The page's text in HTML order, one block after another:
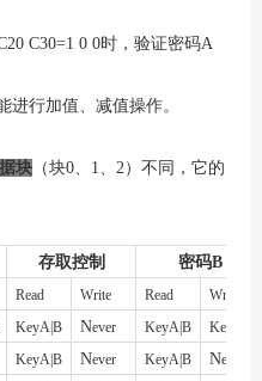
C30=1 0 0时，验证密码A
进行加值、减值操作。
块 （块0、 1、 2）不同，它的
存取控制 密码B
Read Write Read Write
KeyA|B Never KeyA|B KeyA|B
KeyA|B Never KeyA|B Never